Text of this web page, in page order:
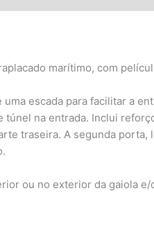
marítimo, com
escada para facilitar a
na entrada. Inclui
traseira. A segunda
ou no exterior da gaiola e/